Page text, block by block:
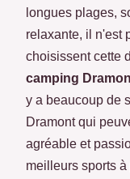
longues plages,
relaxante, il n'est
choisissent cette
camping
y a beaucoup de
Dramont qui
agréable et
meilleurs sports